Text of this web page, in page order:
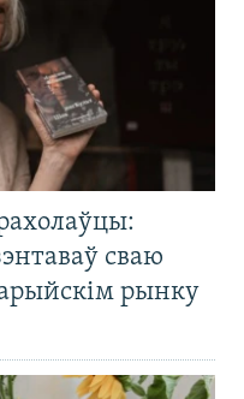
сваю
рынку